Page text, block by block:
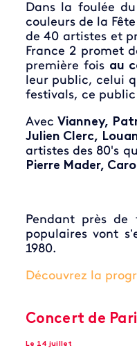
Dans la foulée
couleurs de la
de 40 artistes et
France 2 promet
première fois au
leur public, celui
festivals, ce
Avec Vianney,
Julien Clerc,
artistes des 80's
Pierre Mader,
Pendant près
populaires vont
1980.
Découvrez la
Concert de
Le 14 juillet